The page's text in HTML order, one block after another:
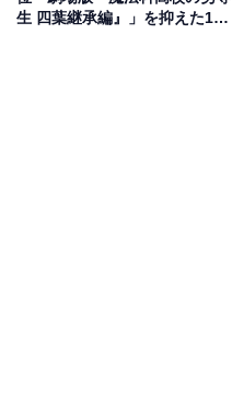
生 四葉継承編』」を抑えた1位